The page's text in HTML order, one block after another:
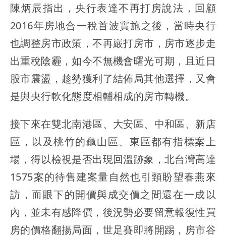
陳炳辰指出，央行表達不再打房說法，回顧
2016年房地合一稅首波實施之後，當時央行
也調整房市政策，不再嚴打房市，房市逐步走
出重稅陰霾，如今不無機會曙光可期，且近日
股市震盪，趁勢獲利了結佈局其他選擇，又會
是與央行軟化態度相輔相成的房市轉機。
接下來在雙北南港區、大安區、中和區、新店
區，以及桃竹的龜山區、東區都有指標案上
場，得以檢視是否出現回溫跡象，北台灣高達
1575案的待售建案量自然也引頸盼望春燕來
訪，而眼下的開價與成交價之間還在一成以
內，並未有感降價，後況勢必要留意報復性買
房的價格翻揚局面，世足賽即將開踢，房市谷